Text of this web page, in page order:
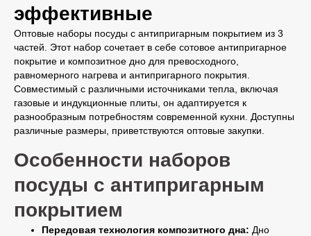
эффективные
Оптовые наборы посуды с антипригарным покрытием из 3
частей. Этот набор сочетает в себе сотовое антипригарное
покрытие и композитное дно для превосходного,
равномерного нагрева и антипригарного покрытия.
Совместимый с различными источниками тепла, включая
газовые и индукционные плиты, он адаптируется к
разнообразным потребностям современной кухни. Доступны
различные размеры, приветствуются оптовые закупки.
Особенности наборов
посуды с антипригарным
покрытием
Передовая технология композитного дна: Дно